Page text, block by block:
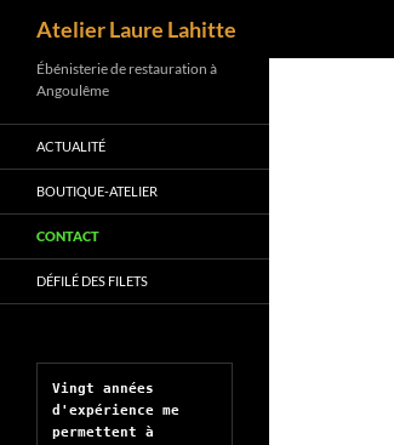
Aller
contenu
Atelier Laure Lahitte
Ébénisterie de restauration à
Angoulême
ACTUALITÉ
BOUTIQUE-ATELIER
CONTACT
DÉFILÉ DES FILETS
Vingt années
d'expérience me
permettent à